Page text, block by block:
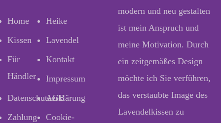
Home
Heike
Kissen
Lavendel
Für
Händler
Kontakt
Impressum
Datenschutzerklärung
AGB
Zahlung
Cookie-
modern und neu gestalten
ist mein Anspruch und
meine Motivation. Durch
ein zeitgemäßes Design
möchte ich Sie verführen,
das verstaubte Image des
Lavendelkissen zu